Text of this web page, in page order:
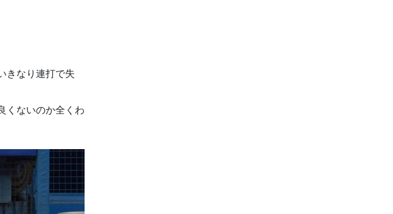
きなり連打で失
くないのか全くわ